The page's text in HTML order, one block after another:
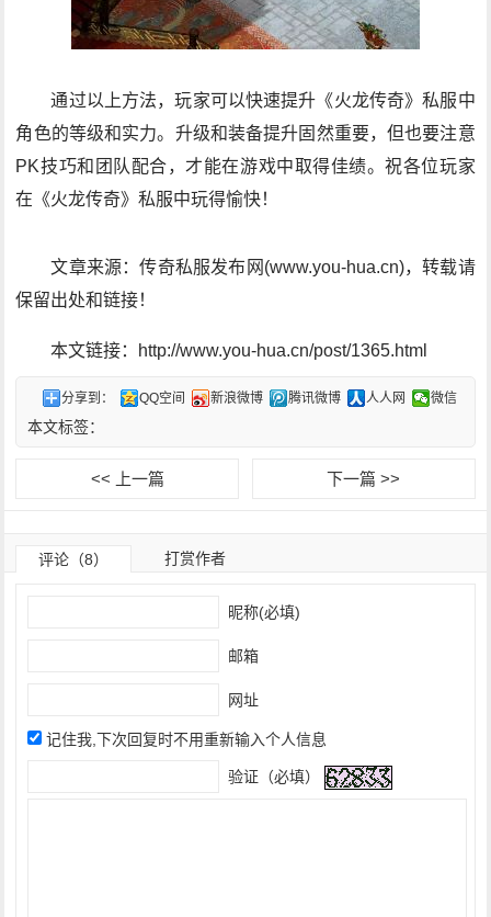
通过以上方法，玩家可以快速提升《火龙传奇》私服中
角色的等级和实力。升级和装备提升固然重要，但也要注意
PK技巧和团队配合，才能在游戏中取得佳绩。祝各位玩家
在《火龙传奇》私服中玩得愉快！
文章来源：传奇私服发布网(www.you-hua.cn)，转载请
保留出处和链接！
本文链接：http://www.you-hua.cn/post/1365.html
分享到： QQ空间 新浪微博 腾讯微博 人人网 微信
本文标签：
<< 上一篇 下一篇 >>
评论（8） 打赏作者
昵称(必填)
邮箱
网址
记住我,下次回复时不用重新输入个人信息
验证（必填）